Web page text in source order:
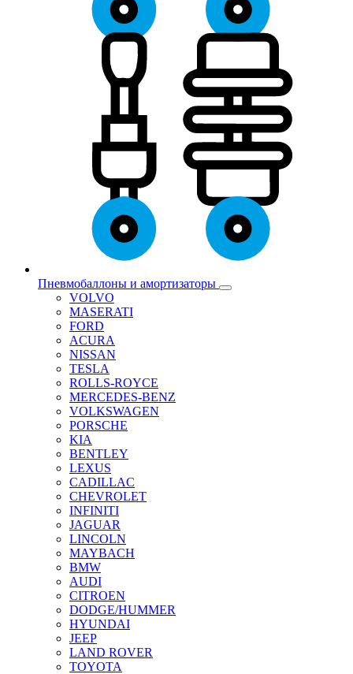
Пневмобаллоны и амортизаторы
VOLVO
MASERATI
FORD
ACURA
NISSAN
TESLA
ROLLS-ROYCE
MERCEDES-BENZ
VOLKSWAGEN
PORSCHE
KIA
BENTLEY
LEXUS
CADILLAC
CHEVROLET
INFINITI
JAGUAR
LINCOLN
MAYBACH
BMW
AUDI
CITROEN
DODGE/HUMMER
HYUNDAI
JEEP
LAND ROVER
TOYOTA